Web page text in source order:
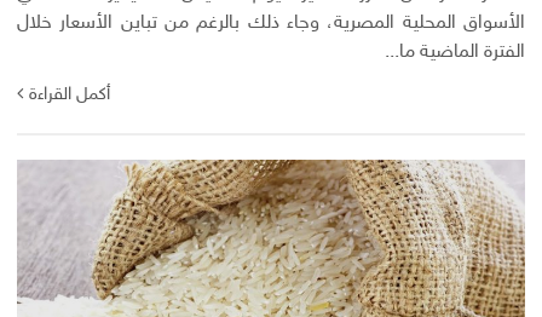
الأسواق المحلية المصرية، وجاء ذلك بالرغم من تباين الأسعار خلال
الفترة الماضية ما...
أكمل القراءة